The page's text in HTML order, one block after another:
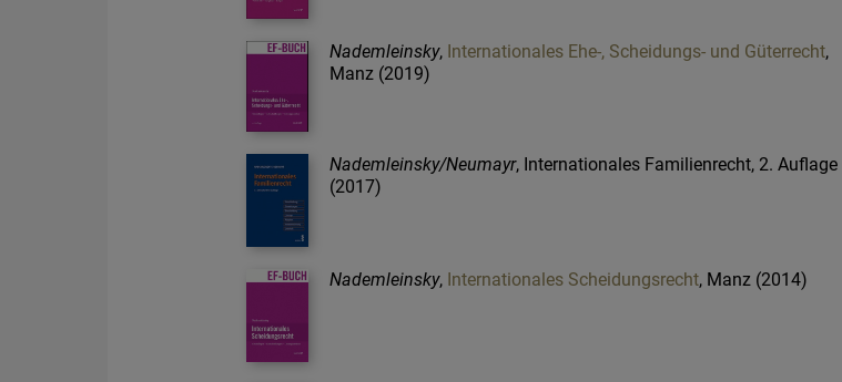
Nademleinsky, Internationales Ehe-, Scheidungs- und Güterrecht,
Manz (2019)
Nademleinsky/Neumayr, Internationales Familienrecht, 2. Auflage
(2017)
Nademleinsky, Internationales Scheidungsrecht, Manz (2014)